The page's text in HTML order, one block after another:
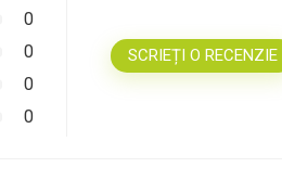
0
0
0
0
SCRIEȚI O RECENZIE